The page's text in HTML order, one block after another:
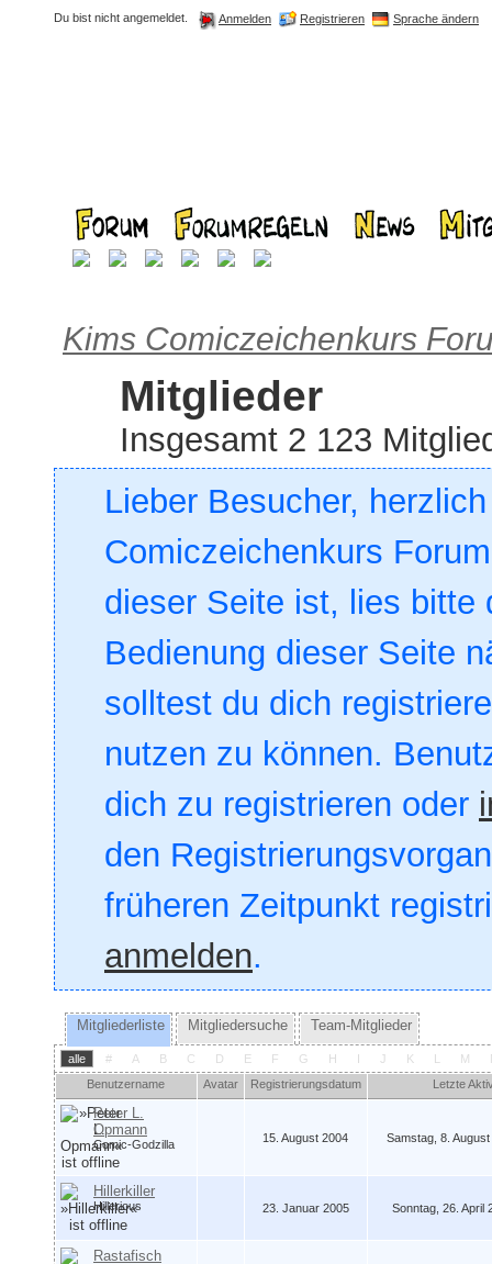
Du bist nicht angemeldet. Anmelden Registrieren Sprache ändern
Kims Comiczeichenkurs
Mitglieder
Insgesamt 2 123
Lieber Besucher,
Comiczeichenkurs
dieser Seite ist, lies bitte
Bedienung dieser Seite
solltest du dich
nutzen zu können.
dich zu registrieren oder
den
früheren Zeitpunkt
anmelden.
Mitgliederliste Mitgliedersuche Team-Mitglieder
alle # A B C D E F G H I J K L M
Benutzername
Avatar Registrierungsdatum Letzte
Peter L.
Opmann
Comic-Godzilla 15. August 2004 Samstag, 8.
Hillerkiller
Hillerious 23. Januar 2005 Sonntag, 26. April
Rastafisch